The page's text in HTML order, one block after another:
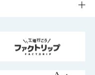
リティ経営